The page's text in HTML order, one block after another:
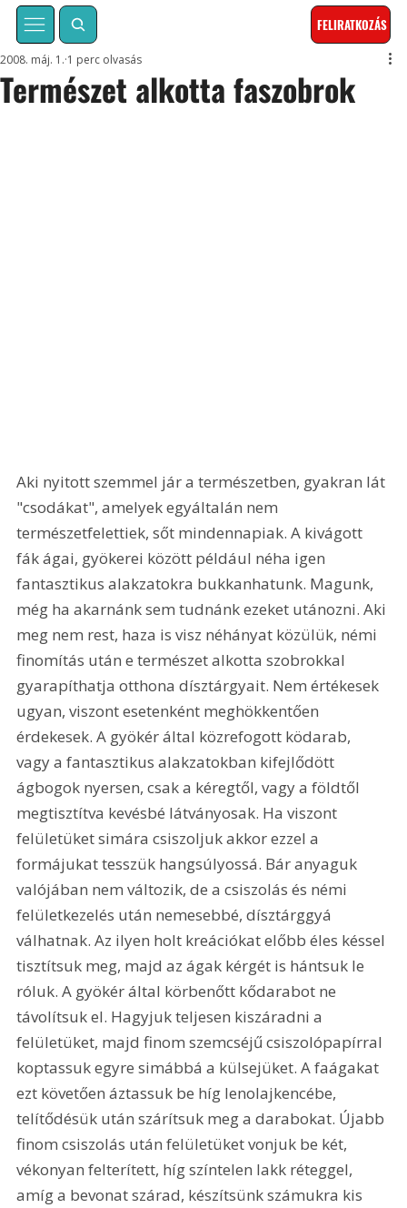
FELIRATKOZÁS
Természet alkotta faszobrok
2008. máj. 1. 1 perc olvasás
Aki nyitott szemmel jár a természetben, gyakran lát
"csodákat", amelyek egyáltalán nem
természetfelettiek, sőt mindennapiak. A kivágott
fák ágai, gyökerei között például néha igen
fantasztikus alakzatokra bukkanhatunk. Magunk,
még ha akarnánk sem tudnánk ezeket utánozni. Aki
meg nem rest, haza is visz néhányat közülük, némi
finomítás után e természet alkotta szobrokkal
gyarapíthatja otthona dísztárgyait. Nem értékesek
ugyan, viszont esetenként meghökkentően
érdekesek. A gyökér által közrefogott ködarab,
vagy a fantasztikus alakzatokban kifejlődött
ágbogok nyersen, csak a kéregtől, vagy a földtől
megtisztítva kevésbé látványosak. Ha viszont
felületüket simára csiszoljuk akkor ezzel a
formájukat tesszük hangsúlyossá. Bár anyaguk
valójában nem változik, de a csiszolás és némi
felületkezelés után nemesebbé, dísztárggyá
válhatnak. Az ilyen holt kreációkat előbb éles késsel
tisztítsuk meg, majd az ágak kérgét is hántsuk le
róluk. A gyökér által körbenőtt kődarabot ne
távolítsuk el. Hagyjuk teljesen kiszáradni a
felületüket, majd finom szemcséjű csiszolópapírral
koptassuk egyre simábbá a külsejüket. A faágakat
ezt követően áztassuk be híg lenolajkencébe,
telítődésük után szárítsuk meg a darabokat. Újabb
finom csiszolás után felületüket vonjuk be két,
vékonyan felterített, híg színtelen lakk réteggel,
amíg a bevonat szárad, készítsünk számukra kis